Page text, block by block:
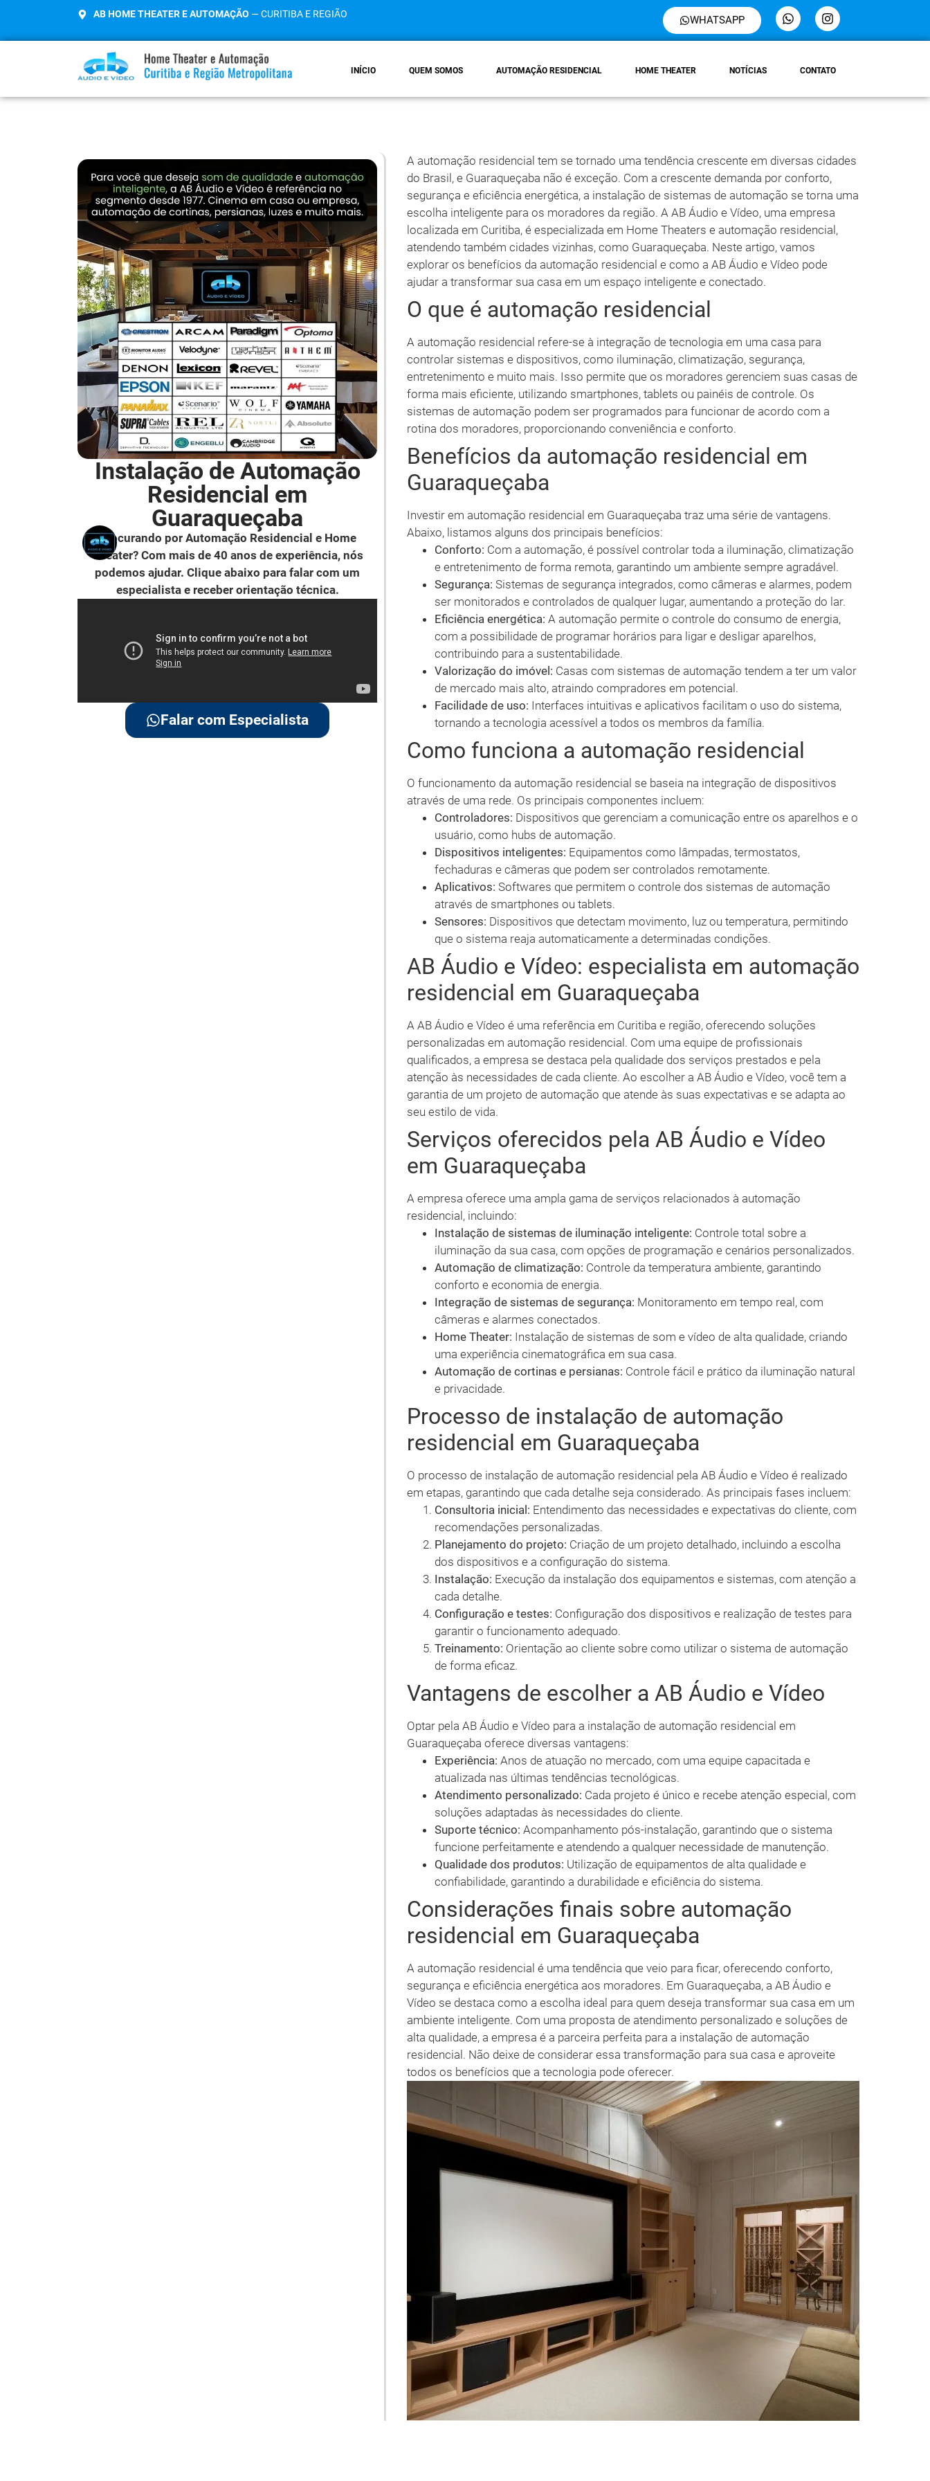
AB HOME THEATER E AUTOMAÇÃO — CURITIBA E REGIÃO WHATSAPP
INÍCIO QUEM SOMOS AUTOMAÇÃO RESIDENCIAL HOME THEATER NOTÍCIAS CONTATO
Instalação de Automação
Residencial em
Guaraqueçaba
Procurando por Automação Residencial e Home
Theater? Com mais de 40 anos de experiência, nós
podemos ajudar. Clique abaixo para falar com um
especialista e receber orientação técnica.
Falar com Especialista
A automação residencial tem se tornado uma tendência crescente em diversas cidades
do Brasil, e Guaraqueçaba não é exceção. Com a crescente demanda por conforto,
segurança e eficiência energética, a instalação de sistemas de automação se torna uma
escolha inteligente para os moradores da região. A AB Áudio e Vídeo, uma empresa
localizada em Curitiba, é especializada em Home Theaters e automação residencial,
atendendo também cidades vizinhas, como Guaraqueçaba. Neste artigo, vamos
explorar os benefícios da automação residencial e como a AB Áudio e Vídeo pode
ajudar a transformar sua casa em um espaço inteligente e conectado.
O que é automação residencial
A automação residencial refere-se à integração de tecnologia em uma casa para
controlar sistemas e dispositivos, como iluminação, climatização, segurança,
entretenimento e muito mais. Isso permite que os moradores gerenciem suas casas de
forma mais eficiente, utilizando smartphones, tablets ou painéis de controle. Os
sistemas de automação podem ser programados para funcionar de acordo com a
rotina dos moradores, proporcionando conveniência e conforto.
Benefícios da automação residencial em
Guaraqueçaba
Investir em automação residencial em Guaraqueçaba traz uma série de vantagens.
Abaixo, listamos alguns dos principais benefícios:
Conforto: Com a automação, é possível controlar toda a iluminação, climatização
e entretenimento de forma remota, garantindo um ambiente sempre agradável.
Segurança: Sistemas de segurança integrados, como câmeras e alarmes, podem
ser monitorados e controlados de qualquer lugar, aumentando a proteção do lar.
Eficiência energética: A automação permite o controle do consumo de energia,
com a possibilidade de programar horários para ligar e desligar aparelhos,
contribuindo para a sustentabilidade.
Valorização do imóvel: Casas com sistemas de automação tendem a ter um valor
de mercado mais alto, atraindo compradores em potencial.
Facilidade de uso: Interfaces intuitivas e aplicativos facilitam o uso do sistema,
tornando a tecnologia acessível a todos os membros da família.
Como funciona a automação residencial
O funcionamento da automação residencial se baseia na integração de dispositivos
através de uma rede. Os principais componentes incluem:
Controladores: Dispositivos que gerenciam a comunicação entre os aparelhos e o
usuário, como hubs de automação.
Dispositivos inteligentes: Equipamentos como lâmpadas, termostatos,
fechaduras e câmeras que podem ser controlados remotamente.
Aplicativos: Softwares que permitem o controle dos sistemas de automação
através de smartphones ou tablets.
Sensores: Dispositivos que detectam movimento, luz ou temperatura, permitindo
que o sistema reaja automaticamente a determinadas condições.
AB Áudio e Vídeo: especialista em automação
residencial em Guaraqueçaba
A AB Áudio e Vídeo é uma referência em Curitiba e região, oferecendo soluções
personalizadas em automação residencial. Com uma equipe de profissionais
qualificados, a empresa se destaca pela qualidade dos serviços prestados e pela
atenção às necessidades de cada cliente. Ao escolher a AB Áudio e Vídeo, você tem a
garantia de um projeto de automação que atende às suas expectativas e se adapta ao
seu estilo de vida.
Serviços oferecidos pela AB Áudio e Vídeo
em Guaraqueçaba
A empresa oferece uma ampla gama de serviços relacionados à automação
residencial, incluindo:
Instalação de sistemas de iluminação inteligente: Controle total sobre a
iluminação da sua casa, com opções de programação e cenários personalizados.
Automação de climatização: Controle da temperatura ambiente, garantindo
conforto e economia de energia.
Integração de sistemas de segurança: Monitoramento em tempo real, com
câmeras e alarmes conectados.
Home Theater: Instalação de sistemas de som e vídeo de alta qualidade, criando
uma experiência cinematográfica em sua casa.
Automação de cortinas e persianas: Controle fácil e prático da iluminação natural
e privacidade.
Processo de instalação de automação
residencial em Guaraqueçaba
O processo de instalação de automação residencial pela AB Áudio e Vídeo é realizado
em etapas, garantindo que cada detalhe seja considerado. As principais fases incluem:
Consultoria inicial: Entendimento das necessidades e expectativas do cliente, com
recomendações personalizadas.
Planejamento do projeto: Criação de um projeto detalhado, incluindo a escolha
dos dispositivos e a configuração do sistema.
Instalação: Execução da instalação dos equipamentos e sistemas, com atenção a
cada detalhe.
Configuração e testes: Configuração dos dispositivos e realização de testes para
garantir o funcionamento adequado.
Treinamento: Orientação ao cliente sobre como utilizar o sistema de automação
de forma eficaz.
Vantagens de escolher a AB Áudio e Vídeo
Optar pela AB Áudio e Vídeo para a instalação de automação residencial em
Guaraqueçaba oferece diversas vantagens:
Experiência: Anos de atuação no mercado, com uma equipe capacitada e
atualizada nas últimas tendências tecnológicas.
Atendimento personalizado: Cada projeto é único e recebe atenção especial, com
soluções adaptadas às necessidades do cliente.
Suporte técnico: Acompanhamento pós-instalação, garantindo que o sistema
funcione perfeitamente e atendendo a qualquer necessidade de manutenção.
Qualidade dos produtos: Utilização de equipamentos de alta qualidade e
confiabilidade, garantindo a durabilidade e eficiência do sistema.
Considerações finais sobre automação
residencial em Guaraqueçaba
A automação residencial é uma tendência que veio para ficar, oferecendo conforto,
segurança e eficiência energética aos moradores. Em Guaraqueçaba, a AB Áudio e
Vídeo se destaca como a escolha ideal para quem deseja transformar sua casa em um
ambiente inteligente. Com uma proposta de atendimento personalizado e soluções de
alta qualidade, a empresa é a parceira perfeita para a instalação de automação
residencial. Não deixe de considerar essa transformação para sua casa e aproveite
todos os benefícios que a tecnologia pode oferecer.